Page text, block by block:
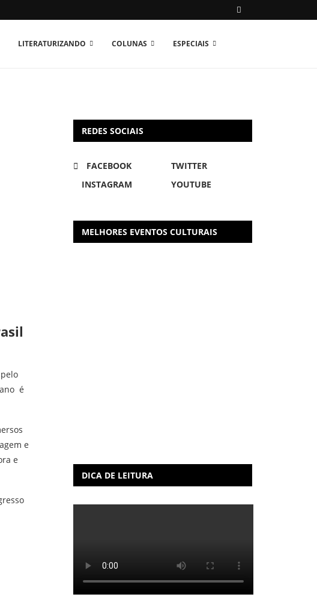
LITERATURIZANDO COLUNAS ESPECIAIS
é
e
e
REDES SOCIAIS
FACEBOOK
TWITTER
INSTAGRAM
YOUTUBE
MELHORES EVENTOS CULTURAIS
DICA DE LEITURA